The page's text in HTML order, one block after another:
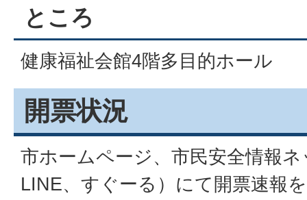
ところ
健康福祉会館4階多目的ホール
開票状況
市ホームページ、市民安全情報
LINE、すぐーる）にて開票速報